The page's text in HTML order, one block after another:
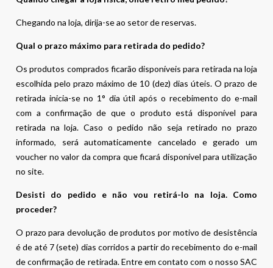
Chegando na loja, dirija-se ao setor de reservas.
Qual o prazo máximo para retirada do pedido?
Os produtos comprados ficarão disponíveis para retirada na loja
escolhida pelo prazo máximo de 10 (dez) dias úteis. O prazo de
retirada inicia-se no 1° dia útil após o recebimento do e-mail
com a confirmação de que o produto está disponível para
retirada na loja. Caso o pedido não seja retirado no prazo
informado, será automaticamente cancelado e gerado um
voucher no valor da compra que ficará disponível para utilização
no site.
Desisti do pedido e não vou retirá-lo na loja. Como
proceder?
O prazo para devolução de produtos por motivo de desistência
é de até 7 (sete) dias corridos a partir do recebimento do e-mail
de confirmação de retirada. Entre em contato com o nosso SAC